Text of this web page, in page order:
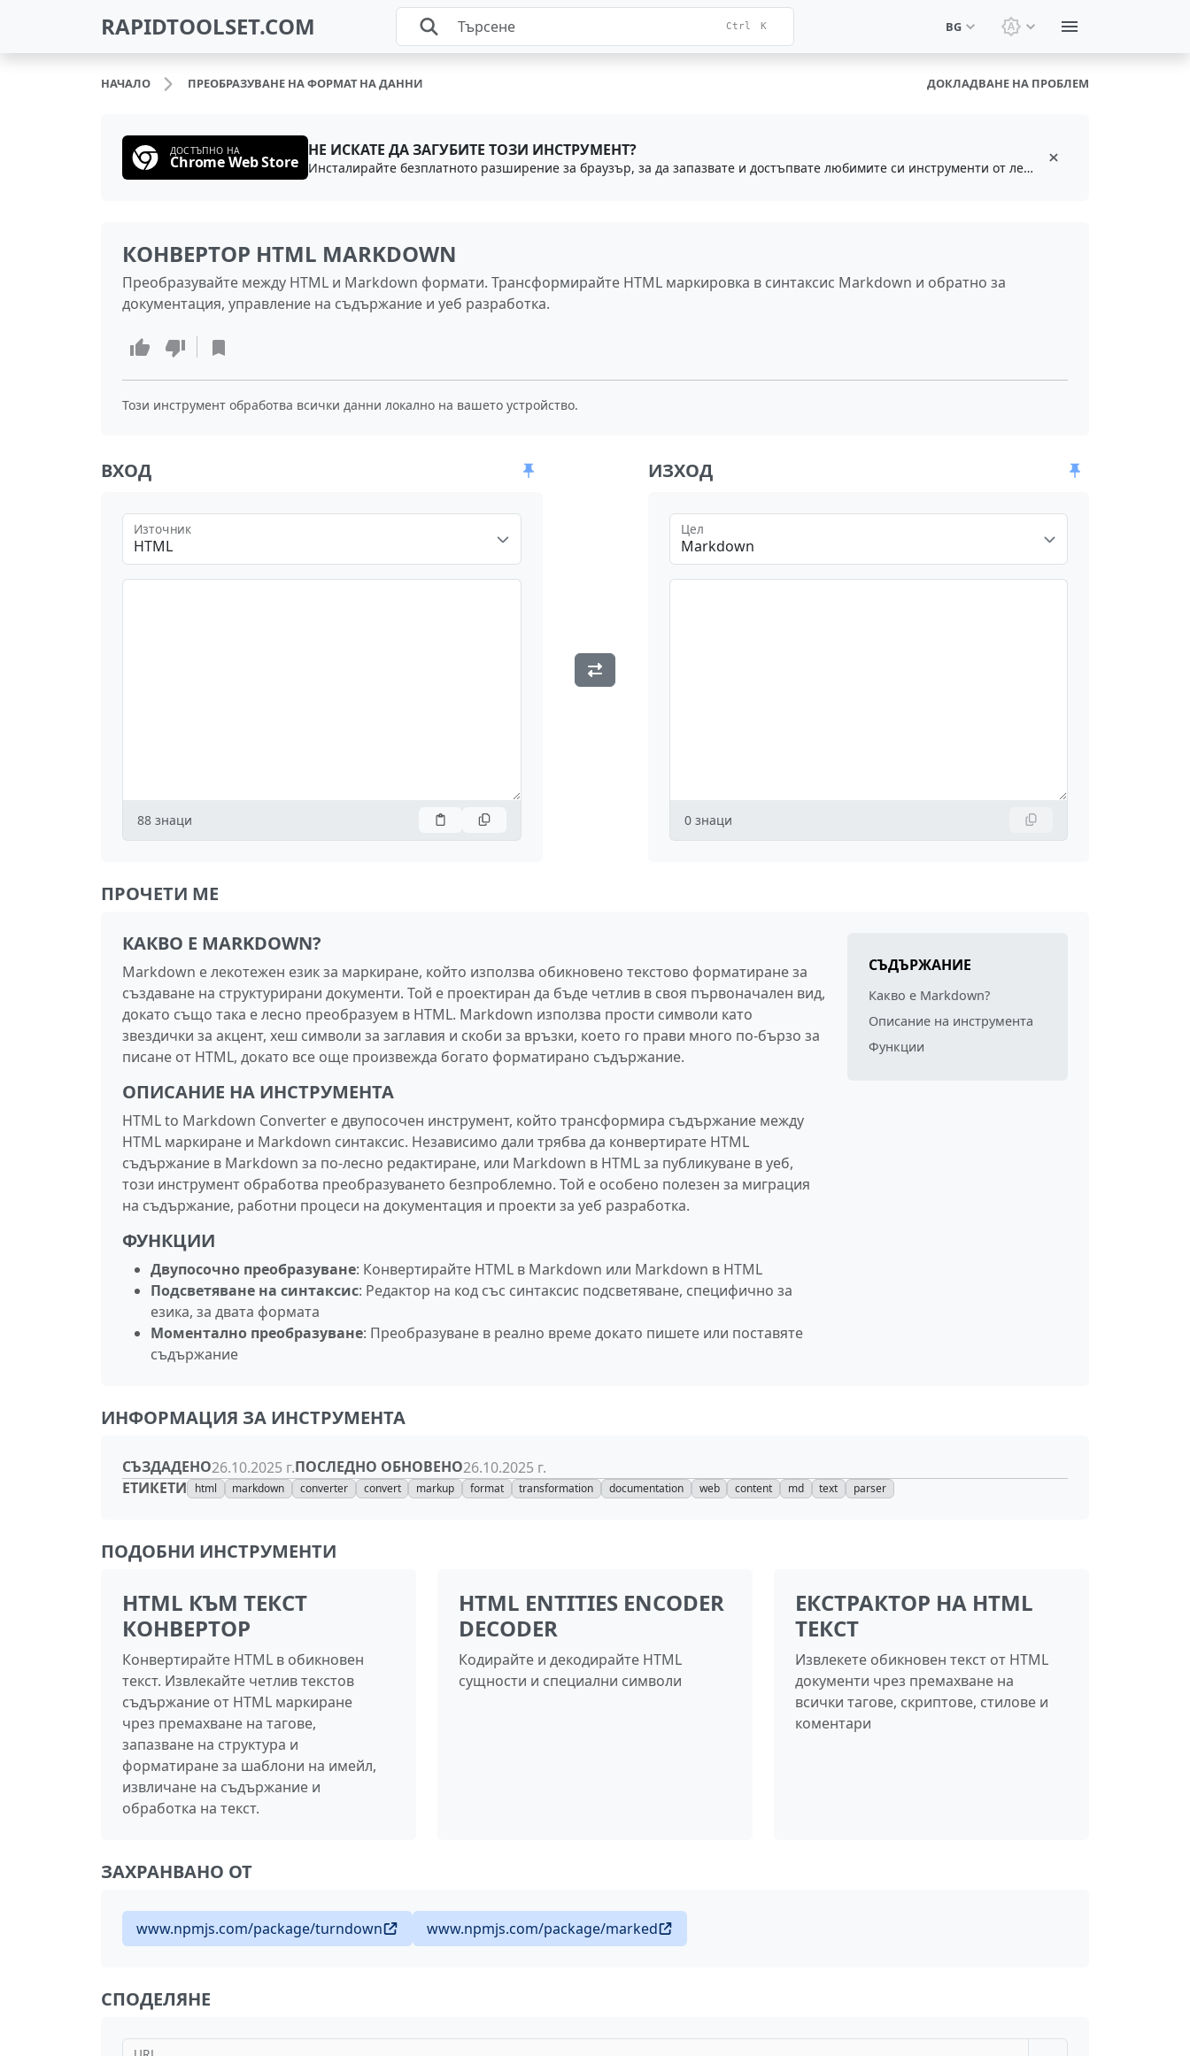
RAPIDTOOLSET.COM Ctrl K BG Смяна на тема:
НАЧАЛО ПРЕОБРАЗУВАНЕ НА ФОРМАТ НА ДАННИ ДОКЛАДВАНЕ НА ПРОБЛЕМ
ДОСТЪПНО НА
Chrome Web Store
НЕ ИСКАТЕ ДА ЗАГУБИТЕ ТОЗИ ИНСТРУМЕНТ?
Инсталирайте безплатното разширение за браузър, за да запазвате и достъпвате любимите си инструменти от лентата с инструменти
КОНВЕРТОР HTML MARKDOWN
Преобразувайте между HTML и Markdown формати. Трансформирайте HTML маркировка в синтаксис Markdown и обратно за
документация, управление на съдържание и уеб разработка.
Този инструмент обработва всички данни локално на вашето устройство.
ВХОД
HTML
Източник
88 знаци
ИЗХОД
Markdown
Цел
0 знаци
ПРОЧЕТИ МЕ
КАКВО Е MARKDOWN?
Markdown е лекотежен език за маркиране, който използва обикновено текстово форматиране за
създаване на структурирани документи. Той е проектиран да бъде четлив в своя първоначален вид,
докато също така е лесно преобразуем в HTML. Markdown използва прости символи като
звездички за акцент, хеш символи за заглавия и скоби за връзки, което го прави много по-бързо за
писане от HTML, докато все още произвежда богато форматирано съдържание.
ОПИСАНИЕ НА ИНСТРУМЕНТА
HTML to Markdown Converter е двупосочен инструмент, който трансформира съдържание между
HTML маркиране и Markdown синтаксис. Независимо дали трябва да конвертирате HTML
съдържание в Markdown за по-лесно редактиране, или Markdown в HTML за публикуване в уеб,
този инструмент обработва преобразуването безпроблемно. Той е особено полезен за миграция
на съдържание, работни процеси на документация и проекти за уеб разработка.
ФУНКЦИИ
Двупосочно преобразуване: Конвертирайте HTML в Markdown или Markdown в HTML
Подсветяване на синтаксис: Редактор на код със синтаксис подсветяване, специфично за
езика, за двата формата
Моментално преобразуване: Преобразуване в реално време докато пишете или поставяте
съдържание
СЪДЪРЖАНИЕ
Какво е Markdown?
Описание на инструмента
Функции
ИНФОРМАЦИЯ ЗА ИНСТРУМЕНТА
СЪЗДАДЕНО26.10.2025 г.ПОСЛЕДНО ОБНОВЕНО26.10.2025 г.
ЕТИКЕТИ
html markdown converter convert markup format transformation documentation web content md text parser
ПОДОБНИ ИНСТРУМЕНТИ
HTML КЪМ ТЕКСТ
КОНВЕРТОР
Конвертирайте HTML в обикновен
текст. Извлекайте четлив текстов
съдържание от HTML маркиране
чрез премахване на тагове,
запазване на структура и
форматиране за шаблони на имейл,
извличане на съдържание и
обработка на текст.
HTML ENTITIES ENCODER
DECODER
Кодирайте и декодирайте HTML
сущности и специални символи
ЕКСТРАКТОР НА HTML
ТЕКСТ
Извлекете обикновен текст от HTML
документи чрез премахване на
всички тагове, скриптове, стилове и
коментари
ЗАХРАНВАНО ОТ
www.npmjs.com/package/turndown www.npmjs.com/package/marked
СПОДЕЛЯНЕ